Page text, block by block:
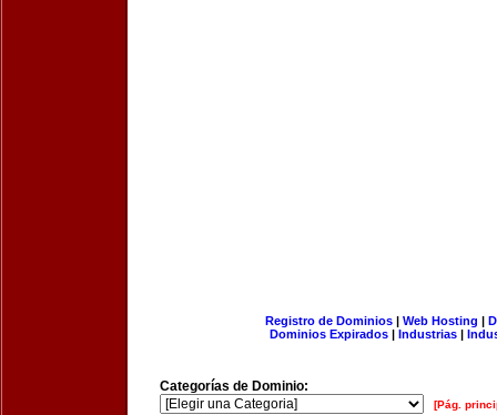
Registro de Dominios| Web Hosting |
Dominios Expirados | Industrias |
Categorías de Dominio:
[Pág.